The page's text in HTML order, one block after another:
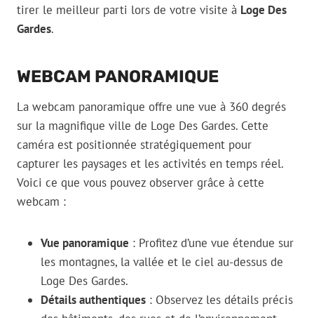
tirer le meilleur parti lors de votre visite à Loge Des
Gardes.
WEBCAM PANORAMIQUE
La webcam panoramique offre une vue à 360 degrés
sur la magnifique ville de Loge Des Gardes. Cette
caméra est positionnée stratégiquement pour
capturer les paysages et les activités en temps réel.
Voici ce que vous pouvez observer grâce à cette
webcam :
Vue panoramique : Profitez d’une vue étendue sur
les montagnes, la vallée et le ciel au-dessus de
Loge Des Gardes.
Détails authentiques : Observez les détails précis